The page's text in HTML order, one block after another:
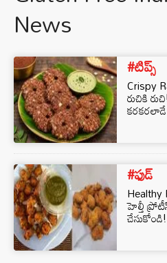
News
#టిప్స్
Crispy
రుచికి
కరకరలాడే
#ఫుడ్
Healthy
హెల్తీ
చేసుకోండి!